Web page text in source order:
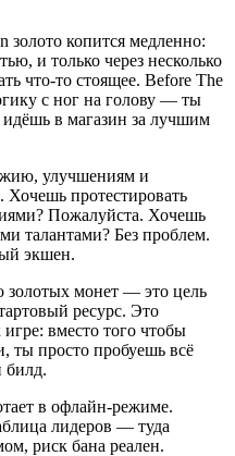
копится медленно:
и только через несколько
что-то стоящее. Before The
с ног на голову — ты
идёшь в магазин за лучшим
улучшениям и
Хочешь протестировать
Пожалуйста. Хочешь
талантами? Без проблем.
экшен.
золотых монет — это цель
ресурс. Это
вместо того чтобы
ты просто пробуешь всё
билд.
в офлайн-режиме.
лидеров — туда
риск бана реален.